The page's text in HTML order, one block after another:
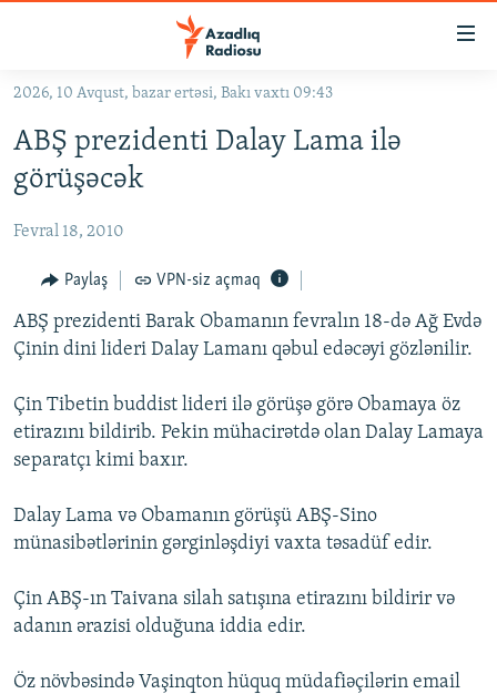
Əsas
qayıt
Əsas
naviqasiyaya
qayıt
#İZAHLA
KORRUPSIOMETR
#ƏSLINDƏ
FƏRQƏ BAX
QANUNI DOĞRU
ARAŞDIRMA
MULTIMEDIA
VIDEO
İNFOQRAFIKA
RADIO ARXIV
AZƏRBAYCAN ƏDƏBIYYATI KITABXANASI
İSLAM VƏ DEMOKRATIYA
İZ - MƏDƏNIYYƏT PROQRAMI
HAQQIMIZDA
MISSIYAMIZ
PEŞƏ ETIKASI VƏ JURNALISTIKA STANDARTLARIMIZ
MATERIALLARIMIZDAN ISTIFADƏ
AZADLIQRADIOSU MOBIL TELEFONUNUZDA
BIZIMLƏ ƏLAQƏ
BIZI IZLƏ
RFE/RL-in bütün saytları
2026, 10 Avqust, bazar ertəsi, Bakı vaxtı 09:43
ABŞ prezidenti Dalay Lama ilə
görüşəcək
Fevral 18, 2010
Paylaş VPN-siz açmaq
ABŞ prezidenti Barak Obamanın fevralın 18-də Ağ Evdə
Çinin dini lideri Dalay Lamanı qəbul edəcəyi gözlənilir.
Çin Tibetin buddist lideri ilə görüşə görə Obamaya öz
etirazını bildirib. Pekin mühacirətdə olan Dalay Lamaya
separatçı kimi baxır.
Dalay Lama və Obamanın görüşü ABŞ-Sino
münasibətlərinin gərginləşdiyi vaxta təsadüf edir.
Çin ABŞ-ın Taivana silah satışına etirazını bildirir və
adanın ərazisi olduğuna iddia edir.
Öz növbəsində Vaşinqton hüquq müdafiəçilərin email